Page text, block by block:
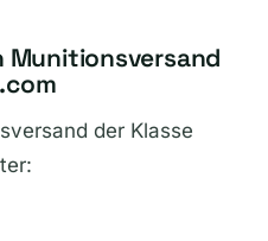
Munitionsversand
der Klasse